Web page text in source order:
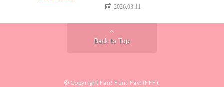
2026.03.11
Back to Top
© Copyright Fan! Fun! Fav!(FFF).